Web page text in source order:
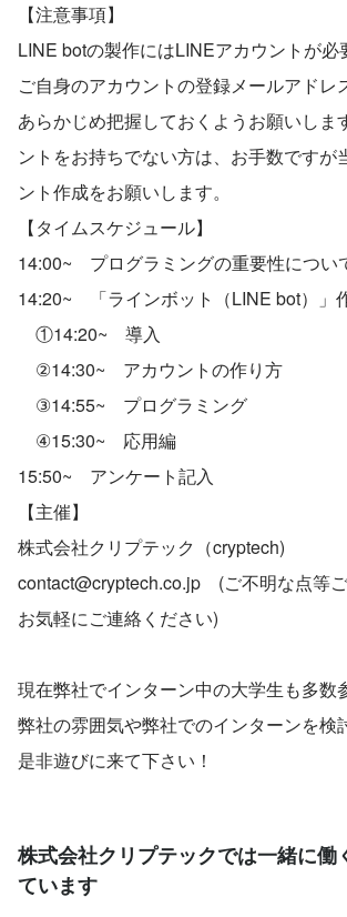
【注意事項】
LINE botの製作にはLINEアカウントが必
ご自身のアカウントの登録メールアドレ
あらかじめ把握しておくようお願いしま
ントをお持ちでない方は、お手数ですが
ント作成をお願いします。
【タイムスケジュール】
14:00~　プログラミングの重要性につい
14:20~　「ラインボット（LINE bot）」
①14:20~　導入
②14:30~　アカウントの作り方
③14:55~　プログラミング
④15:30~　応用編
15:50~　アンケート記入
【主催】
株式会社クリプテック（cryptech)
contact@cryptech.co.jp　(ご不明な点等ご
お気軽にご連絡ください)
現在弊社でインターン中の大学生も多数
弊社の雰囲気や弊社でのインターンを検
是非遊びに来て下さい！
株式会社クリプテックでは一緒に働
ています